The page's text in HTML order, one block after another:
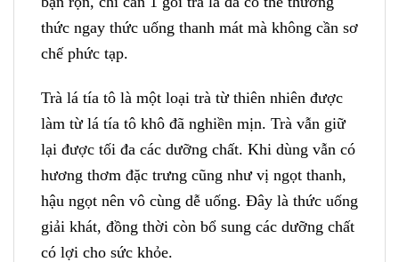
thức ngay thức uống thanh mát mà không cần sơ
chế phức tạp.
Trà lá tía tô là một loại trà từ thiên nhiên được
làm từ lá tía tô khô đã nghiền mịn. Trà vẫn giữ
lại được tối đa các dưỡng chất. Khi dùng vẫn có
hương thơm đặc trưng cũng như vị ngọt thanh,
hậu ngọt nên vô cùng dễ uống. Đây là thức uống
giải khát, đồng thời còn bổ sung các dưỡng chất
có lợi cho sức khỏe.